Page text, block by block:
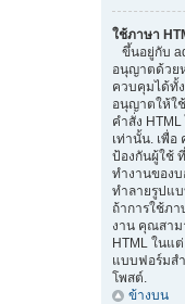
ใช้ภาษา
ขึ้นอยู่กับ
อนุญาตด้วย
ควบคุมได้ทั้
อนุญาตให้ใ
คำสั่ง
เท่านั้น. เพื่
ป้องกันผู้ใช้
ทำงานของ
ทำลายรูปแ
ถ้าการใช้ภา
งาน คุณสาม
HTML ในแ
แบบฟอร์มส
โพสต์.
ข้างบน